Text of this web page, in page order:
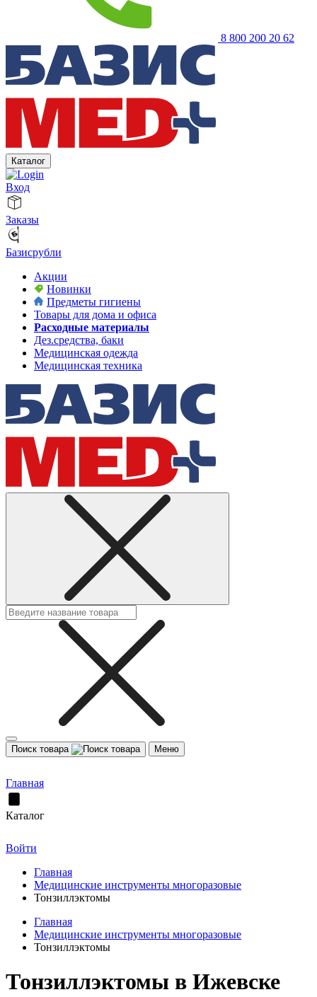
8 800 200 20 62
Каталог
Вход
Заказы
Базисрубли
Акции
Новинки
Предметы гигиены
Товары для дома и офиса
Расходные материалы
Дез.средства, баки
Медицинская одежда
Медицинская техника
Поиск товара Меню
Главная
Каталог
Войти
Главная
Медицинские инструменты многоразовые
Тонзиллэктомы
Главная
Медицинские инструменты многоразовые
Тонзиллэктомы
Тонзиллэктомы в Ижевске